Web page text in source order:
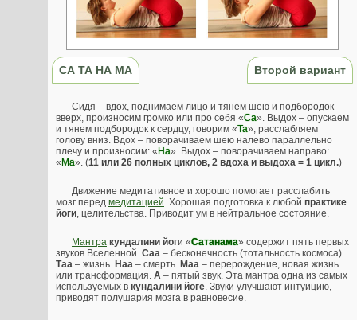
СА ТА НА МА Второй вариант
Сидя – вдох, поднимаем лицо и тянем шею и подбородок
вверх, произносим громко или про себя «Са». Выдох – опускаем
и тянем подбородок к сердцу, говорим «Та», расслабляем
голову вниз. Вдох – поворачиваем шею налево параллельно
плечу и произносим: « На». Выдох – поворачиваем направо:
« Ма». (11 или 26 полных циклов, 2 вдоха и выдоха = 1 цикл.)
Движение медитативное и хорошо помогает расслабить
мозг перед медитацией. Хорошая подготовка к любой практике
йоги, целительства. Приводит ум в нейтральное состояние.
Мантра кундалини йоги «Сатанама» содержит пять первых
звуков Вселенной. Саа – бесконечность (тотальность космоса).
Таа – жизнь. Наа – смерть. Маа – перерождение, новая жизнь
или трансформация. А – пятый звук. Эта мантра одна из самых
используемых в кундалини йоге. Звуки улучшают интуицию,
приводят полушария мозга в равновесие.